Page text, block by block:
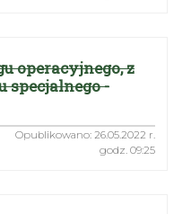
operacyjnego, z
specjalnego -
Opublikowano: 26.05.2022 r.
godz. 09:25